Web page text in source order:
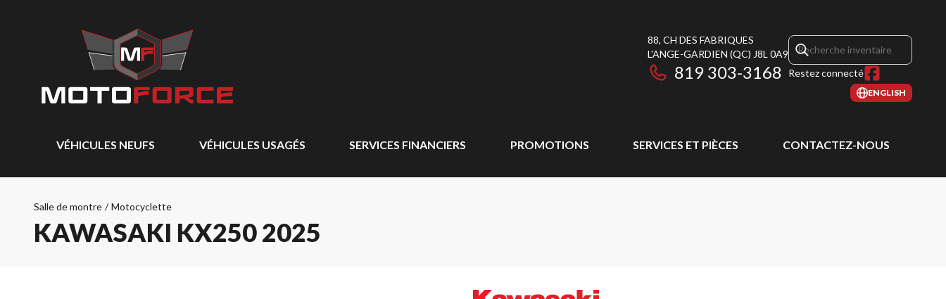
88, CH DES FABRIQUES
L'ANGE-GARDIEN (QC) J8L 0A9
819 303-3168 Restez connecté
ENGLISH
VÉHICULES NEUFS VÉHICULES USAGÉS SERVICES FINANCIERS PROMOTIONS SERVICES ET PIÈCES CONTACTEZ-NOUS
Salle de montre / Motocyclette
KAWASAKI KX250 2025